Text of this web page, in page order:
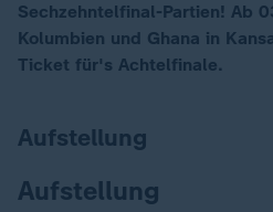
Sechzehntelfinal-Partien! Ab
Kolumbien und Ghana in
Ticket für's Achtelfinale.
Aufstellung
Aufstellung